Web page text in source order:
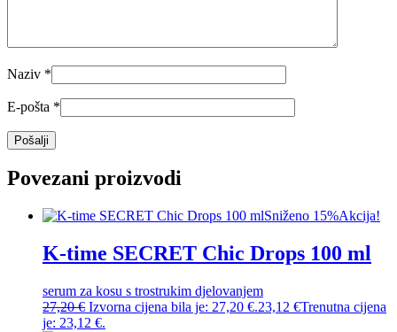
Naziv *
E-pošta *
Povezani proizvodi
Sniženo 15%Akcija!
K-time SECRET Chic Drops 100 ml
serum za kosu s trostrukim djelovanjem
27,20€ Izvorna cijena bila je: 27,20 €.23,12 €Trenutna cijena
je: 23,12 €.